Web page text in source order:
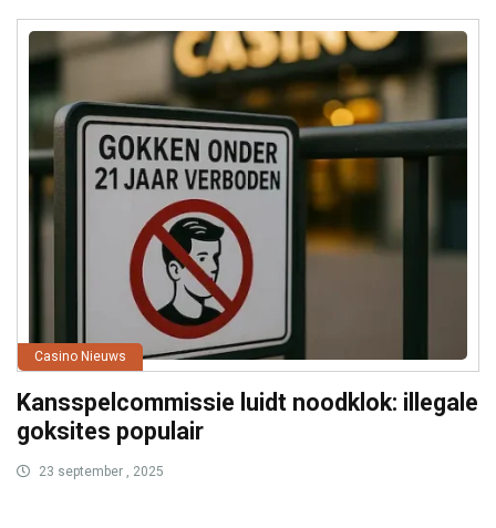
Casino Nieuws
Kansspelcommissie luidt noodklok: illegale
goksites populair
23 september , 2025